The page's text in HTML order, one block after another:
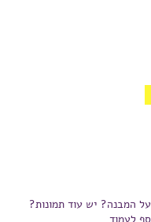
המבנה? יש עוד תמונות?